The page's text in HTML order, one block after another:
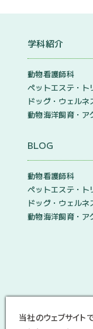
学科紹介
動物看護師科
ペットエステ・ト
ドッグ・ウェルネ
動物海洋飼育・ア
BLOG
動物看護師科
ペットエステ・ト
ドッグ・ウェルネ
動物海洋飼育・ア
当社のウェブサイト